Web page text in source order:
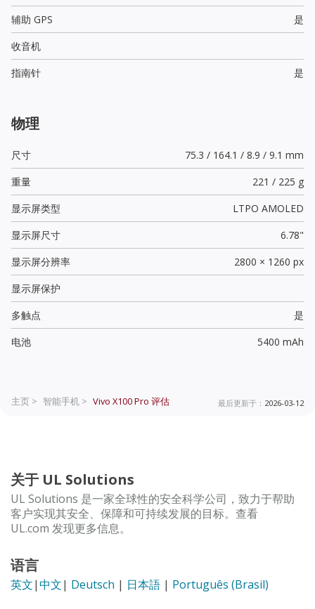
辅助 GPS
是
收音机
指南针
是
物理
尺寸
75.3 / 164.1 / 8.9 / 9.1 mm
重量
221 / 225 g
显示屏类型
LTPO AMOLED
显示屏尺寸
6.78"
显示屏分辨率
2800 × 1260 px
显示屏保护
多触点
是
电池
5400 mAh
主页 > 智能手机 > Vivo X100 Pro 评估 最后更新于： 2026-03-12
关于 UL Solutions
UL Solutions 是一家全球性的安全科学公司，致力于帮助
客户实现其安全、保障和可持续发展的目标。查看
UL.com 发现更多信息。
语言
英文|中文| Deutsch | 日本語 | Português (Brasil)